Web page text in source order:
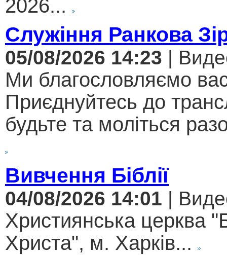
2026...
Служіння Ранкова
05/08/2026 14:23 |
Ми благословляємо
Приєднуйтесь до
будьте та моліться
Вивчення Біблії
04/08/2026 14:01 |
Християнська церква
Христа", м. Харків...